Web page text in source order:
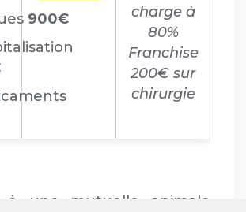
900€
charge à
80%
Franchise
200€ sur
chirurgie
à une mutuelle animale